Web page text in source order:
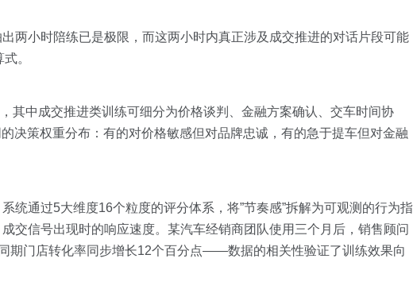
两小时陪练已是极限，而这两小时内真正涉及成交推进的对话片段可能
。
其中成交推进类训练可细分为价格谈判、金融方案确认、交车时间协
决策权重分布：有的对价格敏感但对品牌忠诚，有的急于提车但对金融
系统通过5大维度16个粒度的评分体系，将”节奏感”拆解为可观测的行为指
交信号出现时的响应速度。某汽车经销商团队使用三个月后，销售顾问
期门店转化率同步增长12个百分点——数据的相关性验证了训练效果向